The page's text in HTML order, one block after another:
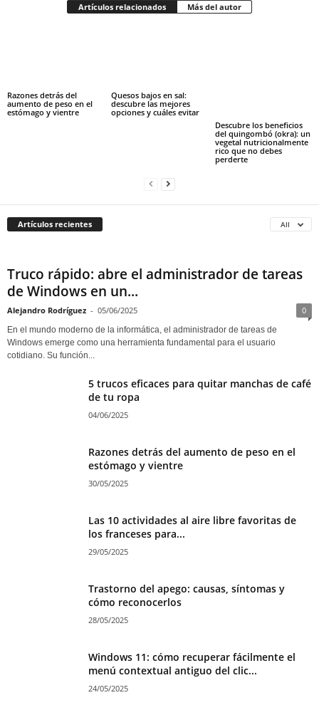
Artículos relacionados Más del autor
Razones detrás del
aumento de peso en el
estómago y vientre
Quesos bajos en sal:
descubre las mejores
opciones y cuáles evitar
Descubre los beneficios
del quingombó (okra): un
vegetal nutricionalmente
rico que no debes
perderte
Artículos recientes All
Truco rápido: abre el administrador de tareas
de Windows en un...
Alejandro Rodríguez - 05/06/2025 0
En el mundo moderno de la informática, el administrador de tareas de
Windows emerge como una herramienta fundamental para el usuario
cotidiano. Su función...
5 trucos eficaces para quitar manchas de café
de tu ropa
04/06/2025
Razones detrás del aumento de peso en el
estómago y vientre
30/05/2025
Las 10 actividades al aire libre favoritas de
los franceses para...
29/05/2025
Trastorno del apego: causas, síntomas y
cómo reconocerlos
28/05/2025
Windows 11: cómo recuperar fácilmente el
menú contextual antiguo del clic...
24/05/2025